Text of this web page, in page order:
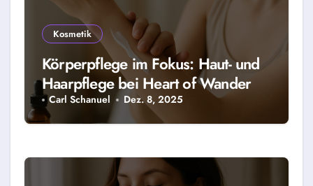
Kosmetik
Körperpflege im Fokus: Haut- und
Haarpflege bei Heart of Wander
Carl Schanuel Dez. 8, 2025